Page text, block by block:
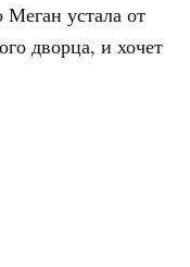
Меган устала от
дворца, и хочет